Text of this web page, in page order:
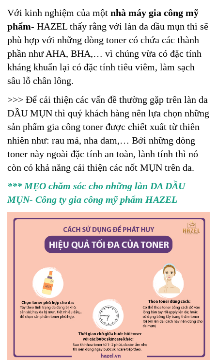
Với kinh nghiệm của một nhà máy gia công mỹ
phẩm- HAZEL thấy rằng với làn da dầu mụn thì sẽ
phù hợp với những dòng toner có chứa các thành
phần như AHA, BHA,… vì chúng vừa có đặc tính
kháng khuẩn lại có đặc tính tiêu viêm, làm sạch
sâu lỗ chân lông.
>>> Để cải thiện các vấn đề thường gặp trên làn da
DẦU MỤN thì quý khách hàng nên lựa chọn những
sản phẩm gia công toner được chiết xuất từ thiên
nhiên như: rau má, nha đam,… Bởi những dòng
toner này ngoài đặc tính an toàn, lành tính thì nó
còn có khả năng cải thiện các nốt MỤN trên da.
*** MẸO chăm sóc cho những làn DA DẦU
MỤN- Công ty gia công mỹ phẩm HAZEL